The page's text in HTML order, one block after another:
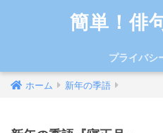
簡単！俳
プライバシ
ホーム 新年の季語